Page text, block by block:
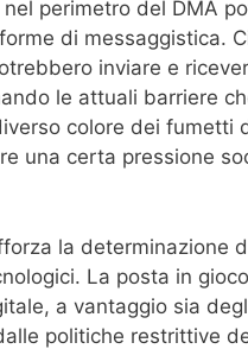
perimetro del DMA
di messaggistica.
inviare e
le attuali barriere
colore dei fumetti
una certa pressione
la determinazione
La posta in
a vantaggio sia
politiche restrittive